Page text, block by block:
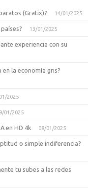
(Gratix)? 14/01/2025
13/01/2025
experiencia con su
en la economía gris?
2025
01/2025
en HD 4k 08/01/2025
o simple indiferencia?
tu subes a las redes